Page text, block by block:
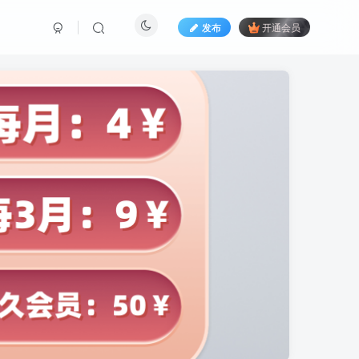
发布 开通会员